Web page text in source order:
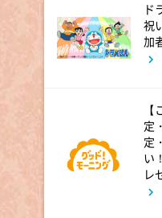
深夜 1:15
あざとくて
深夜 1:50
テレ朝サマ
ド
祝
加
定
定
い
レ